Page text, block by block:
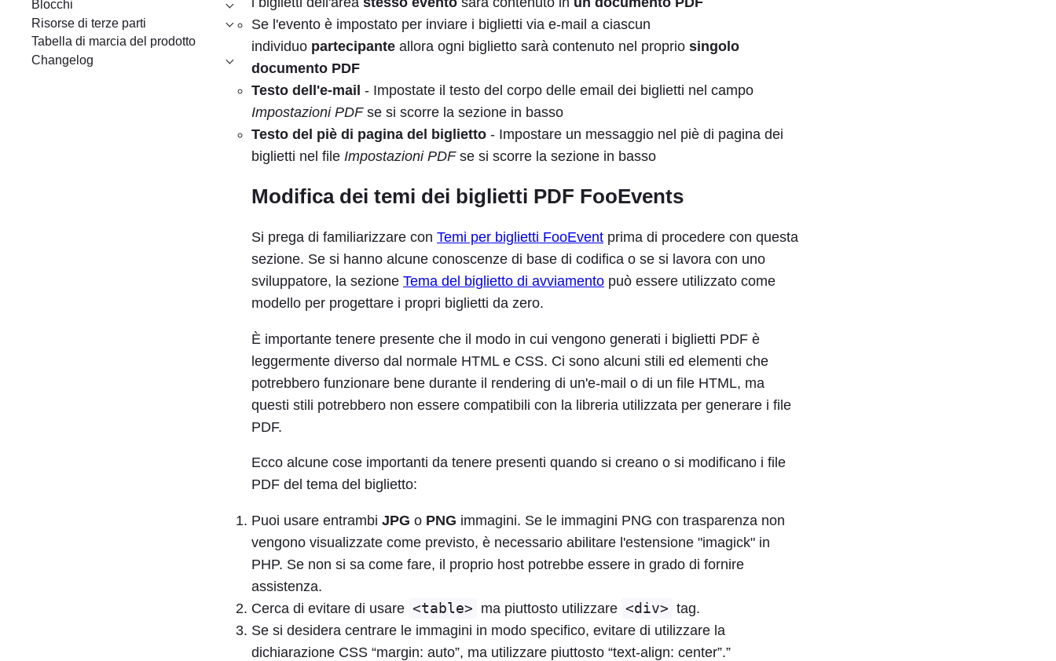
Blocchi
Risorse di terze parti
Tabella di marcia del prodotto
Changelog
Se l'evento è impostato per inviare i biglietti via e-mail a ciascun
individuo partecipante allora ogni biglietto sarà contenuto nel proprio singolo
documento PDF
Testo dell'e-mail - Impostate il testo del corpo delle email dei biglietti nel campo
Impostazioni PDFse si scorre la sezione in basso
Testo del piè di pagina del biglietto - Impostare un messaggio nel piè di pagina dei
biglietti nel file Impostazioni PDFse si scorre la sezione in basso
Modifica dei temi dei biglietti PDF FooEvents
Si prega di familiarizzare con Temi per biglietti FooEvent prima di procedere con questa
sezione. Se si hanno alcune conoscenze di base di codifica o se si lavora con uno
sviluppatore, la sezione Tema del biglietto di avviamento può essere utilizzato come
modello per progettare i propri biglietti da zero.
È importante tenere presente che il modo in cui vengono generati i biglietti PDF è
leggermente diverso dal normale HTML e CSS. Ci sono alcuni stili ed elementi che
potrebbero funzionare bene durante il rendering di un'e-mail o di un file HTML, ma
questi stili potrebbero non essere compatibili con la libreria utilizzata per generare i file
PDF.
Ecco alcune cose importanti da tenere presenti quando si creano o si modificano i file
PDF del tema del biglietto:
Puoi usare entrambi JPG o PNG immagini. Se le immagini PNG con trasparenza non
vengono visualizzate come previsto, è necessario abilitare l'estensione "imagick" in
PHP. Se non si sa come fare, il proprio host potrebbe essere in grado di fornire
assistenza.
Cerca di evitare di usare <table> ma piuttosto utilizzare <div> tag.
Se si desidera centrare le immagini in modo specifico, evitare di utilizzare la
dichiarazione CSS “margin: auto”, ma utilizzare piuttosto “text-align: center”.”